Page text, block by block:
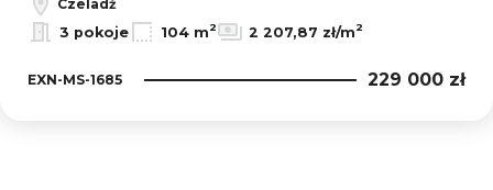
Czeladź
3 pokoje
104 m2 2 207,87 zł/m2
EXN-MS-1685 229 000 zł